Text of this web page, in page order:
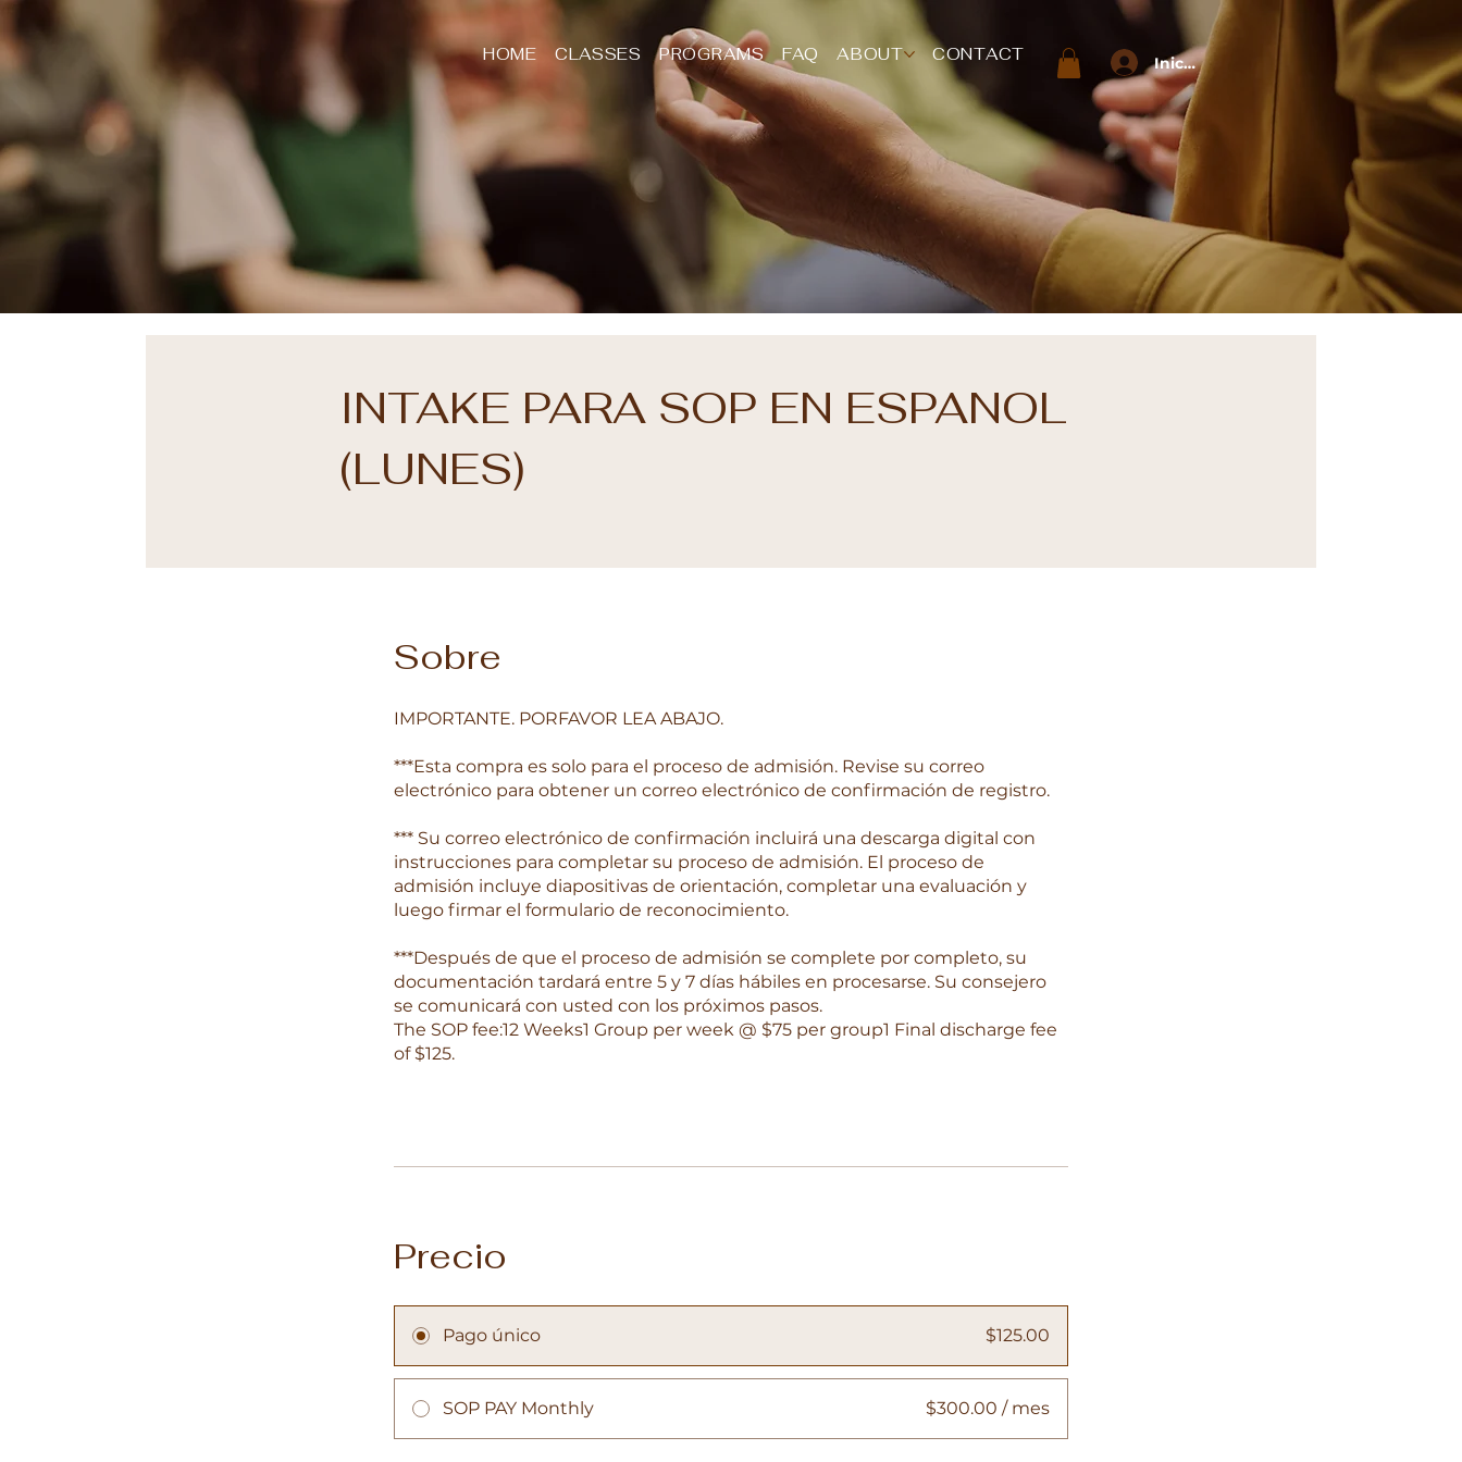
HOME CLASSES PROGRAMS FAQ ABOUT CONTACT Iniciar sesión
INTAKE PARA SOP EN ESPANOL
(LUNES)
Sobre
IMPORTANTE. PORFAVOR LEA ABAJO.
***Esta compra es solo para el proceso de admisión. Revise su correo
electrónico para obtener un correo electrónico de confirmación de registro.
*** Su correo electrónico de confirmación incluirá una descarga digital con
instrucciones para completar su proceso de admisión. El proceso de
admisión incluye diapositivas de orientación, completar una evaluación y
luego firmar el formulario de reconocimiento.
***Después de que el proceso de admisión se complete por completo, su
documentación tardará entre 5 y 7 días hábiles en procesarse. Su consejero
se comunicará con usted con los próximos pasos.
The SOP fee:12 Weeks1 Group per week @ $75 per group1 Final discharge fee
of $125.
Precio
Pago único $125.00
SOP PAY Monthly $300.00 / mes